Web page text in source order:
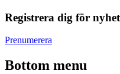
Registrera dig för
Prenumerera
Bottom menu